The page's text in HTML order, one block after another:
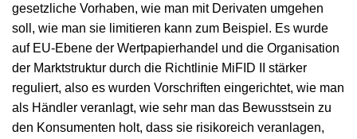
gesetzliche Vorhaben, wie man mit Derivaten umgehen
soll, wie man sie limitieren kann zum Beispiel. Es wurde
auf EU-Ebene der Wertpapierhandel und die Organisation
der Marktstruktur durch die Richtlinie MiFID II stärker
reguliert, also es wurden Vorschriften eingerichtet, wie man
als Händler veranlagt, wie sehr man das Bewusstsein zu
den Konsumenten holt, dass sie risikoreich veranlagen,